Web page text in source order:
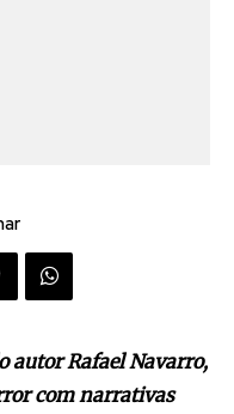
autor Rafael Navarro,
com narrativas